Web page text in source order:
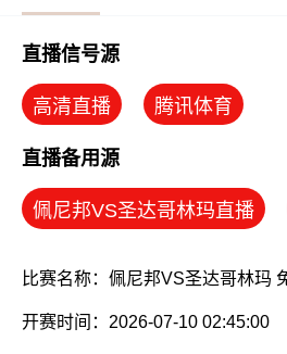
直播信号源
高清直播 腾讯体育
直播备用源
佩尼邦VS圣达哥林玛直播
比赛名称：佩尼邦VS圣达哥林玛
开赛时间：2026-07-10 02:45:00